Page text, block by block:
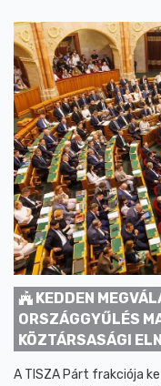
KEDDEN
ORSZÁGGYŰLÉS
KÖZTÁRSASÁGI
A TISZA Párt frakciója